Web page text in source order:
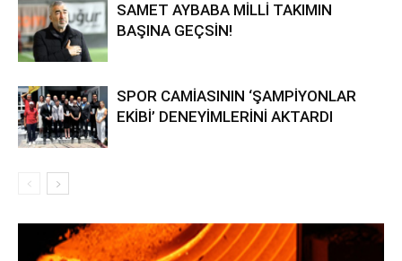
SAMET AYBABA MİLLİ TAKIMIN
BAŞINA GEÇSİN!
SPOR CAMİASININ ‘ŞAMPİYONLAR
EKİBİ’ DENEYİMLERİNİ AKTARDI